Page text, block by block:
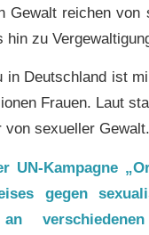
Gewalt reichen von
hin zu
in Deutschland ist
Frauen. Laut
von sexueller Gewalt.
UN-Kampagne
gegen
an